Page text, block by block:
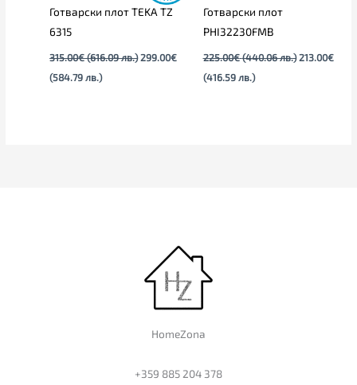
Готварски плот TEKA TZ
6315
315.00€ (616.09 лв.) 299.00€
(584.79 лв.)
Готварски плот
PHI32230FMB
225.00€ (440.06 лв.) 213.00€
(416.59 лв.)
HomeZona
+359 885 204 378